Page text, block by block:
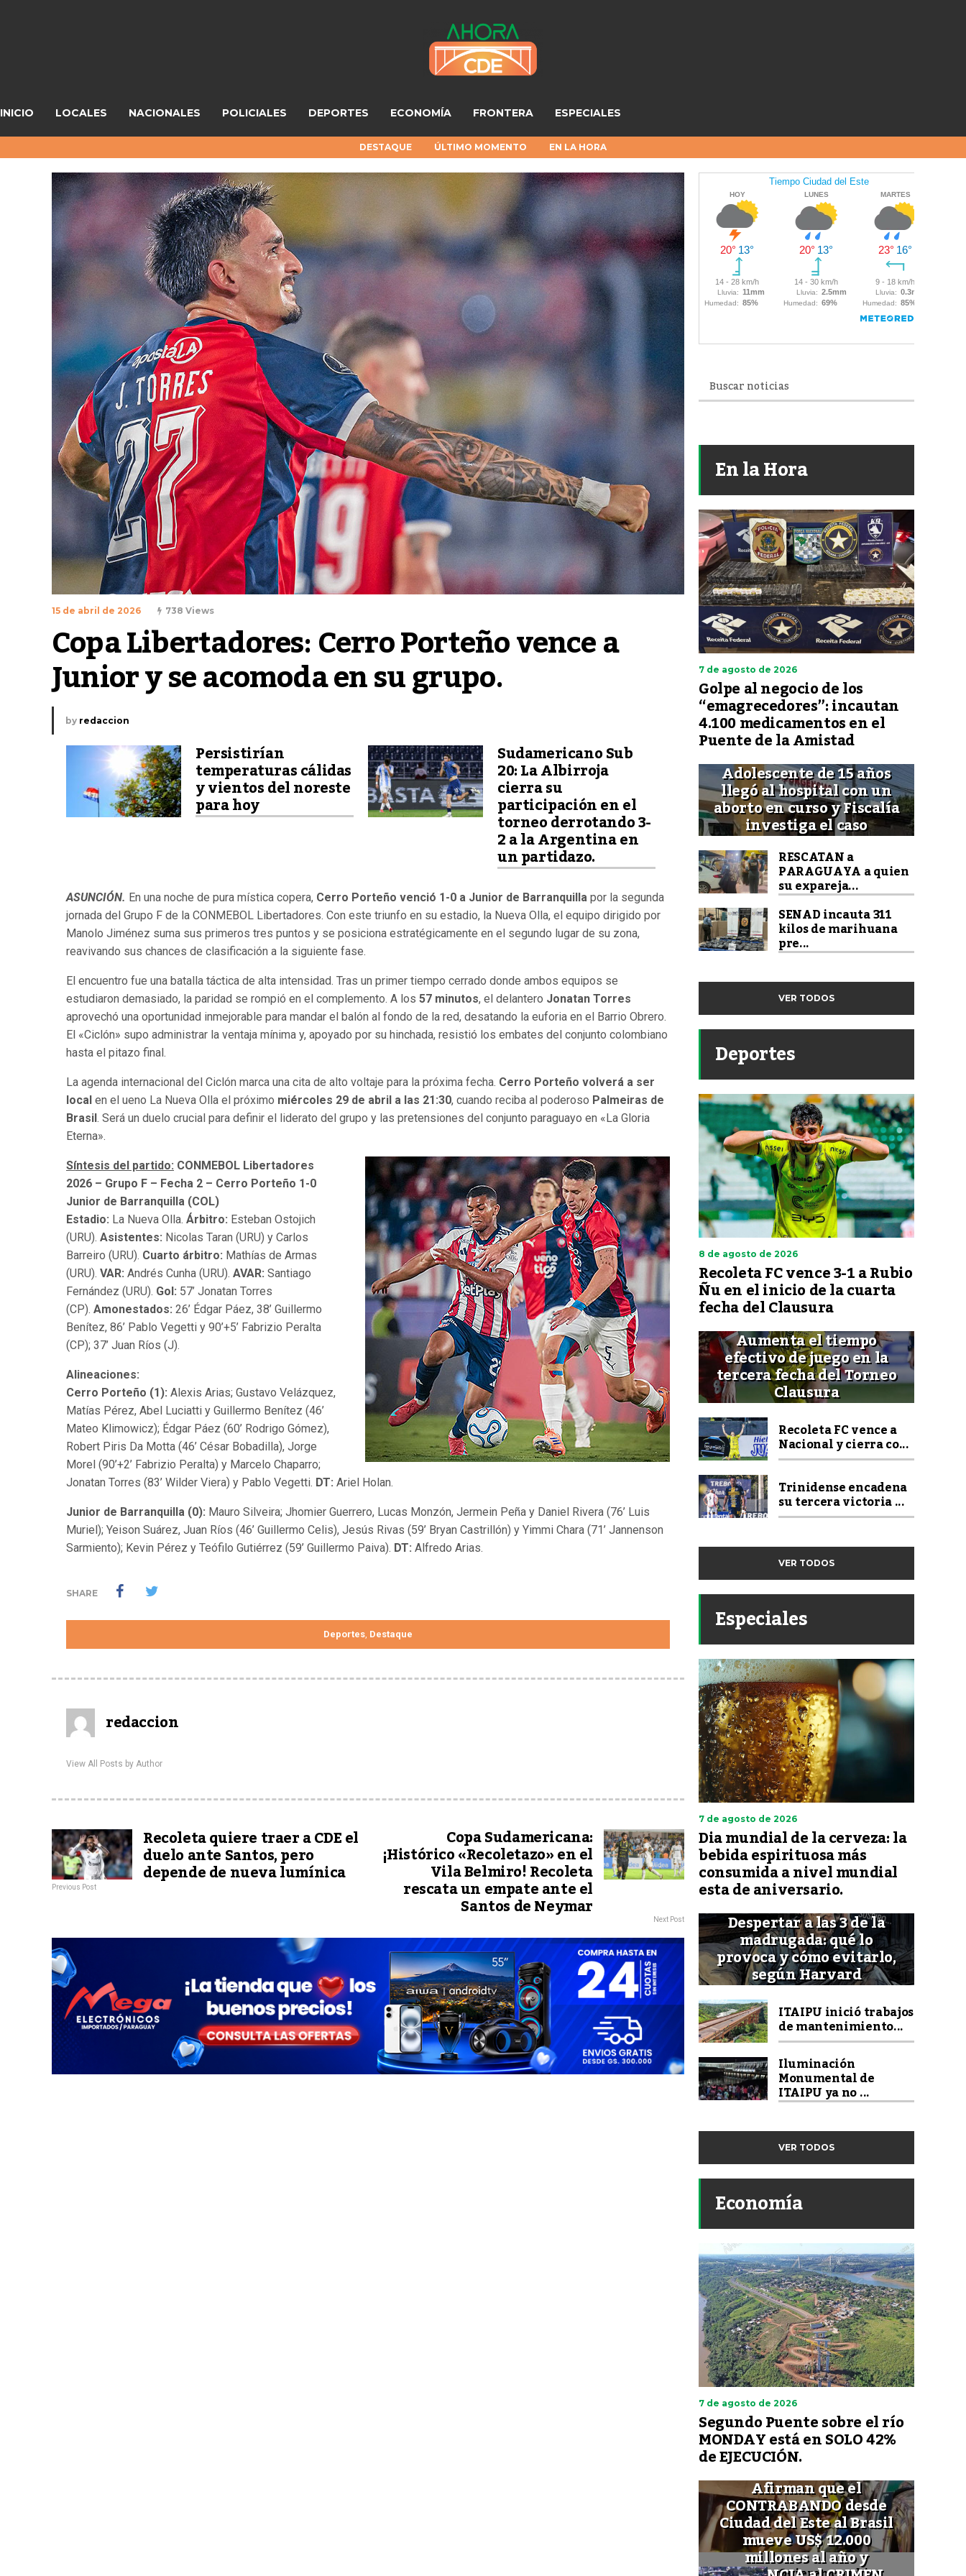
INICIO LOCALES NACIONALES POLICIALES DEPORTES ECONOMÍA FRONTERA ESPECIALES
DESTAQUE ÚLTIMO MOMENTO EN LA HORA
15 de abril de 2026 738 Views
Copa Libertadores: Cerro Porteño vence a
Junior y se acomoda en su grupo.
by redaccion
Persistirían
temperaturas cálidas
y vientos del noreste
para hoy
Sudamericano Sub
20: La Albirroja
cierra su
participación en el
torneo derrotando 3-
2 a la Argentina en
un partidazo.
ASUNCIÓN. En una noche de pura mística copera, Cerro Porteño venció 1-0 a Junior de Barranquilla por la segunda
jornada del Grupo F de la CONMEBOL Libertadores. Con este triunfo en su estadio, la Nueva Olla, el equipo dirigido por
Manolo Jiménez suma sus primeros tres puntos y se posiciona estratégicamente en el segundo lugar de su zona,
reavivando sus chances de clasificación a la siguiente fase.
El encuentro fue una batalla táctica de alta intensidad. Tras un primer tiempo cerrado donde ambos equipos se
estudiaron demasiado, la paridad se rompió en el complemento. A los 57 minutos, el delantero Jonatan Torres
aprovechó una oportunidad inmejorable para mandar el balón al fondo de la red, desatando la euforia en el Barrio Obrero.
El «Ciclón» supo administrar la ventaja mínima y, apoyado por su hinchada, resistió los embates del conjunto colombiano
hasta el pitazo final.
La agenda internacional del Ciclón marca una cita de alto voltaje para la próxima fecha. Cerro Porteño volverá a ser
local en el ueno La Nueva Olla el próximo miércoles 29 de abril a las 21:30, cuando reciba al poderoso Palmeiras de
Brasil. Será un duelo crucial para definir el liderato del grupo y las pretensiones del conjunto paraguayo en «La Gloria
Eterna».
Síntesis del partido: CONMEBOL Libertadores
2026 – Grupo F – Fecha 2 – Cerro Porteño 1-0
Junior de Barranquilla (COL)
Estadio: La Nueva Olla. Árbitro: Esteban Ostojich
(URU). Asistentes: Nicolas Taran (URU) y Carlos
Barreiro (URU). Cuarto árbitro: Mathías de Armas
(URU). VAR: Andrés Cunha (URU). AVAR: Santiago
Fernández (URU). Gol: 57’ Jonatan Torres
(CP). Amonestados: 26’ Édgar Páez, 38’ Guillermo
Benítez, 86’ Pablo Vegetti y 90’+5’ Fabrizio Peralta
(CP); 37’ Juan Ríos (J).
Alineaciones:
Cerro Porteño (1): Alexis Arias; Gustavo Velázquez,
Matías Pérez, Abel Luciatti y Guillermo Benítez (46’
Mateo Klimowicz); Édgar Páez (60’ Rodrigo Gómez),
Robert Piris Da Motta (46’ César Bobadilla), Jorge
Morel (90’+2’ Fabrizio Peralta) y Marcelo Chaparro;
Jonatan Torres (83’ Wilder Viera) y Pablo Vegetti. DT: Ariel Holan.
Junior de Barranquilla (0): Mauro Silveira; Jhomier Guerrero, Lucas Monzón, Jermein Peña y Daniel Rivera (76’ Luis
Muriel); Yeison Suárez, Juan Ríos (46’ Guillermo Celis), Jesús Rivas (59’ Bryan Castrillón) y Yimmi Chara (71’ Jannenson
Sarmiento); Kevin Pérez y Teófilo Gutiérrez (59’ Guillermo Paiva). DT: Alfredo Arias.
SHARE
Deportes Destaque
redaccion
View All Posts by Author
Recoleta quiere traer a CDE el
duelo ante Santos, pero
depende de nueva lumínica
Previous Post
Copa Sudamericana:
¡Histórico «Recoletazo» en el
Vila Belmiro! Recoleta
rescata un empate ante el
Santos de Neymar Next Post
En la Hora
7 de agosto de 2026
Golpe al negocio de los
“emagrecedores”: incautan
4.100 medicamentos en el
Puente de la Amistad
Adolescente de 15 años
llegó al hospital con un
aborto en curso y Fiscalía
investiga el caso
RESCATAN a
PARAGUAYA a quien
su expareja...
SENAD incauta 311
kilos de marihuana
pre...
VER TODOS
Deportes
8 de agosto de 2026
Recoleta FC vence 3-1 a Rubio
Ñu en el inicio de la cuarta
fecha del Clausura
Aumenta el tiempo
efectivo de juego en la
tercera fecha del Torneo
Clausura
Recoleta FC vence a
Nacional y cierra co...
Trinidense encadena
su tercera victoria ...
VER TODOS
Especiales
7 de agosto de 2026
Dia mundial de la cerveza: la
bebida espirituosa más
consumida a nivel mundial
esta de aniversario.
Despertar a las 3 de la
madrugada: qué lo
provoca y cómo evitarlo,
según Harvard
ITAIPU inició trabajos
de mantenimiento...
Iluminación
Monumental de
ITAIPU ya no ...
VER TODOS
Economía
7 de agosto de 2026
Segundo Puente sobre el río
MONDAY está en SOLO 42%
de EJECUCIÓN.
Afirman que el
CONTRABANDO desde
Ciudad del Este al Brasil
mueve US$ 12.000
millones al año y